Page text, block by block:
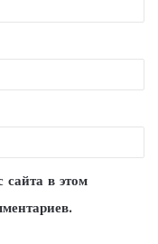
в этом